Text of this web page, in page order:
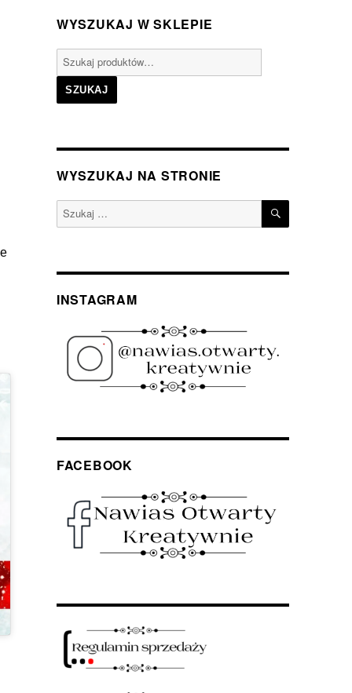
WYSZUKAJ W SKLEPIE
Szukaj:
SZUKAJ
WYSZUKAJ NA STRONIE
Szukaj: SZUKAJ
INSTAGRAM
FACEBOOK